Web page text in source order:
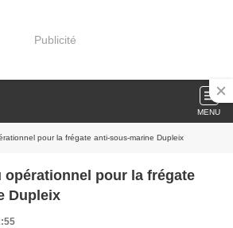
Publicité
MENU
pour la frégate anti-sous-marine Dupleix
opérationnel pour la frégate
Dupleix